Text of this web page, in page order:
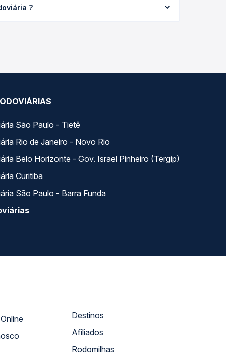
as viações em tempo real e garante a melhor
?
São Paulo - Tietê
Rio de Janeiro - Novo Rio
Belo Horizonte - Gov. Israel Pinheiro (Tergip)
Curitiba
São Paulo - Barra Funda
Atendimento Online
Destinos
Afiliados
Rodomilhas